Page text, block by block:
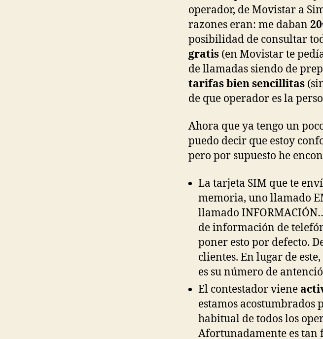
operador, de Movistar a
razones eran: me daban
posibilidad de consultar
gratis (en Movistar te
de llamadas siendo de
tarifas bien sencillitas
de que operador es la
Ahora que ya tengo un
puedo decir que estoy
pero por supuesto he
La tarjeta SIM que te
memoria, uno llamado
llamado INFORMACIÓN…
de información de
poner esto por defecto.
clientes. En lugar de
es su número de
El contestador viene
estamos acostumbrados
habitual de todos los
Afortunadamente es tan